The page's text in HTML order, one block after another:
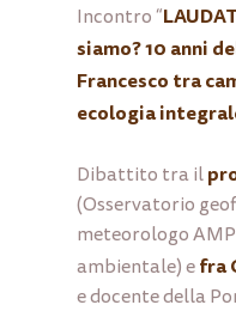
Incontro “
siamo? 10 anni
Francesco tra
ecologia
Dibattito tra il
(Osservatorio
meteorologo
ambientale) e fra
e docente della